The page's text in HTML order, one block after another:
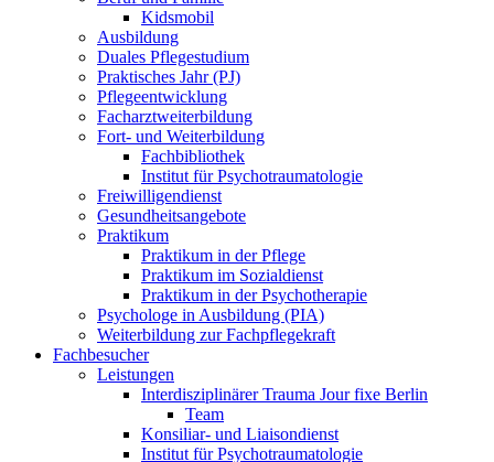
Kidsmobil
Ausbildung
Duales Pflegestudium
Praktisches Jahr (PJ)
Pflegeentwicklung
Facharztweiterbildung
Fort- und Weiterbildung
Fachbibliothek
Institut für Psychotraumatologie
Freiwilligendienst
Gesundheitsangebote
Praktikum
Praktikum in der Pflege
Praktikum im Sozialdienst
Praktikum in der Psychotherapie
Psychologe in Ausbildung (PIA)
Weiterbildung zur Fachpflegekraft
Fachbesucher
Leistungen
Interdisziplinärer Trauma Jour fixe Berlin
Team
Konsiliar- und Liaisondienst
Institut für Psychotraumatologie